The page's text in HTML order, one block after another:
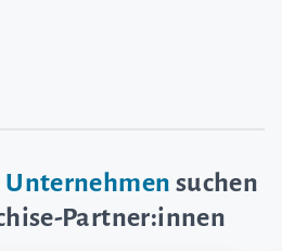
suchen
Partner:innen